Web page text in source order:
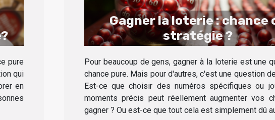
pure
qui
en
Gagner la loterie : chance
stratégie ?
Pour beaucoup de gens, gagner à la loterie est une
chance pure. Mais pour d'autres, c'est une question
Est-ce que choisir des numéros spécifiques ou
moments précis peut réellement augmenter vos
gagner ? Ou est-ce que tout cela est simplement dû